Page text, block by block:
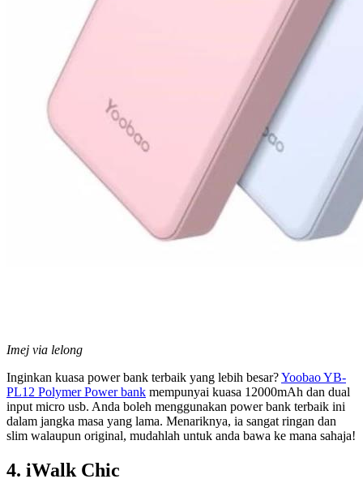
Imej via lelong
Inginkan kuasa power bank terbaik yang lebih besar?Yoobao YB-
PL12 Polymer Power bank mempunyai kuasa 12000mAh dan dual
input micro usb. Anda boleh menggunakan power bank terbaik ini
dalam jangka masa yang lama. Menariknya, ia sangat ringan dan
slim walaupun original, mudahlah untuk anda bawa ke mana sahaja!
4. iWalk Chic